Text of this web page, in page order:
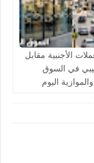
الأجنبية مقابل
في السوق
اليوم